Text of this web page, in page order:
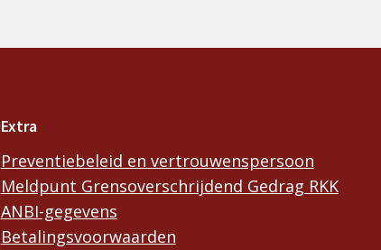
Extra
Preventiebeleid en vertrouwenspersoon
Meldpunt Grensoverschrijdend Gedrag RKK
ANBI-gegevens
Betalingsvoorwaarden